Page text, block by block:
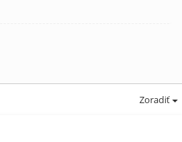
Zoradiť